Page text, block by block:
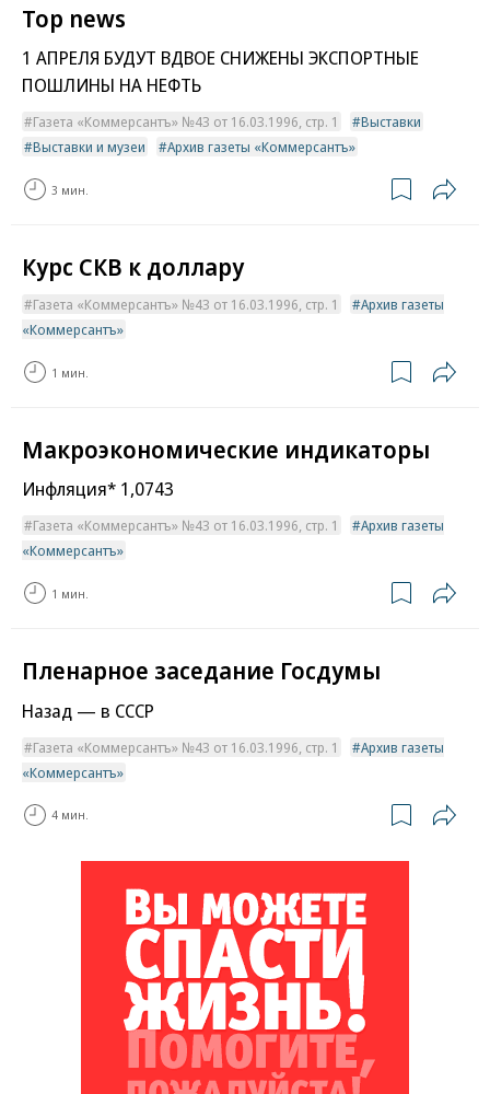
Top news
1 АПРЕЛЯ БУДУТ ВДВОЕ СНИЖЕНЫ ЭКСПОРТНЫЕ
ПОШЛИНЫ НА НЕФТЬ
Газета «Коммерсантъ» №43 от 16.03.1996, стр. 1
Выставки
Выставки и музеи
Архив газеты «Коммерсантъ»
3 мин.
Курс СКВ к доллару
Газета «Коммерсантъ» №43 от 16.03.1996, стр. 1
Архив газеты
«Коммерсантъ»
1 мин.
Макроэкономические индикаторы
Инфляция* 1,0743
Газета «Коммерсантъ» №43 от 16.03.1996, стр. 1
Архив газеты
«Коммерсантъ»
1 мин.
Пленарное заседание Госдумы
Назад — в СССР
Газета «Коммерсантъ» №43 от 16.03.1996, стр. 1
Архив газеты
«Коммерсантъ»
4 мин.